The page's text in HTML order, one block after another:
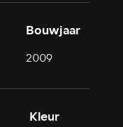
Bouwjaar
2009
Kleur